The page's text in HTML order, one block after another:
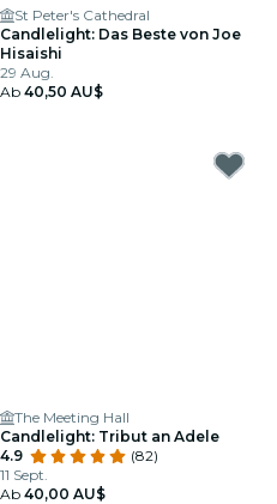
St Peter's Cathedral
Candlelight: Das Beste von Joe
Hisaishi
29 Aug.
Ab 40,50 AU$
The Meeting Hall
Candlelight: Tribut an Adele
4.9
(82)
11 Sept.
Ab 40,00 AU$